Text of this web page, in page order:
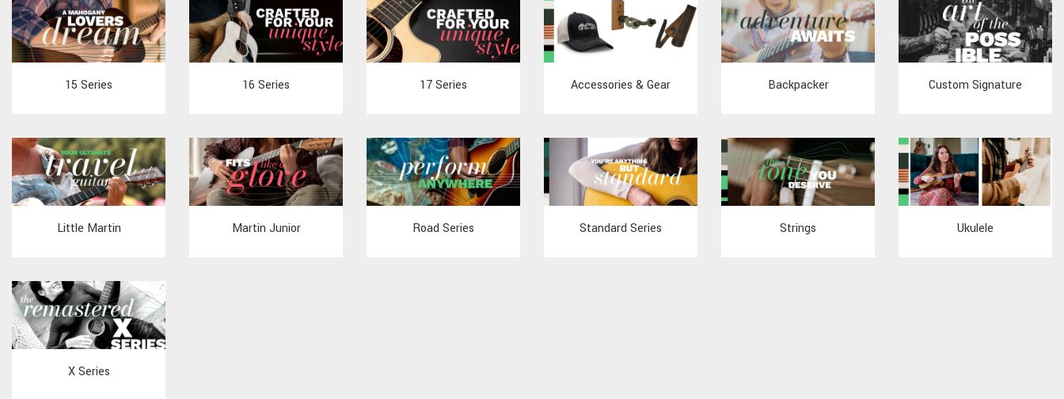
15 Series 16 Series 17 Series Accessories & Gear Backpacker Custom Signature
Little Martin Martin Junior Road Series Standard Series Strings Ukulele
X Series